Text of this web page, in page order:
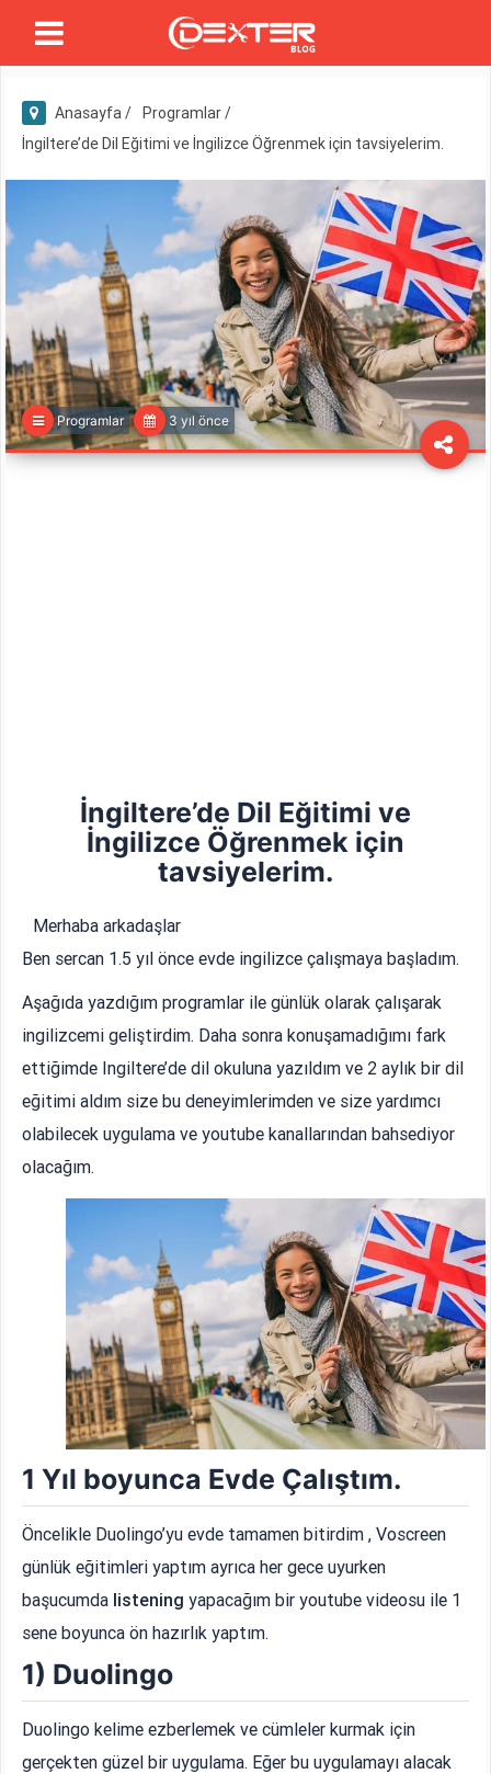
Anasayfa / Programlar /
İngiltere’de Dil Eğitimi ve İngilizce Öğrenmek için tavsiyelerim.
Programlar 3 yıl önce
İngiltere’de Dil Eğitimi ve
İngilizce Öğrenmek için
tavsiyelerim.
Merhaba arkadaşlar
Ben sercan 1.5 yıl önce evde ingilizce çalışmaya başladım.
Aşağıda yazdığım programlar ile günlük olarak çalışarak
ingilizcemi geliştirdim. Daha sonra konuşamadığımı fark
ettiğimde Ingiltere’de dil okuluna yazıldım ve 2 aylık bir dil
eğitimi aldım size bu deneyimlerimden ve size yardımcı
olabilecek uygulama ve youtube kanallarından bahsediyor
olacağım.
1 Yıl boyunca Evde Çalıştım.
Öncelikle Duolingo’yu evde tamamen bitirdim , Voscreen
günlük eğitimleri yaptım ayrıca her gece uyurken
başucumda listeningyapacağım bir youtube videosu ile 1
sene boyunca ön hazırlık yaptım.
1) Duolingo
Duolingo kelime ezberlemek ve cümleler kurmak için
gerçekten güzel bir uygulama. Eğer bu uygulamayı alacak